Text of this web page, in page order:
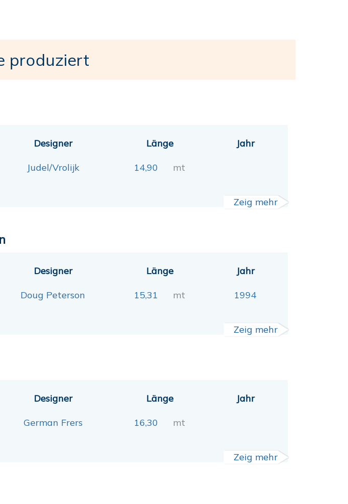
produziert
Designer
Judel/Vrolijk
Länge
14,90 mt
Jahr
Zeig mehr
Designer
Doug Peterson
Länge
15,31 mt
Jahr
1994
Zeig mehr
Designer
German Frers
Länge
16,30 mt
Jahr
Zeig mehr